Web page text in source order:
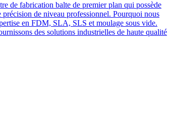
de fabrication balte de premier plan qui possède
de niveau professionnel. Pourquoi nous
en FDM, SLA, SLS et moulage sous vide.
des solutions industrielles de haute qualité